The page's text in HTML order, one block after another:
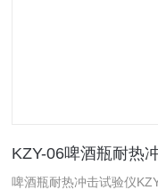
KZY-06啤酒瓶耐热
啤酒瓶耐热冲击试验仪